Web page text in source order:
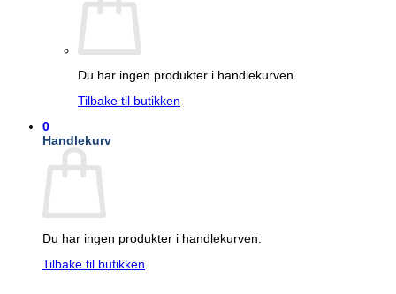
Du har ingen produkter i handlekurven.
Tilbake til butikken
0
Handlekurv
Du har ingen produkter i handlekurven.
Tilbake til butikken